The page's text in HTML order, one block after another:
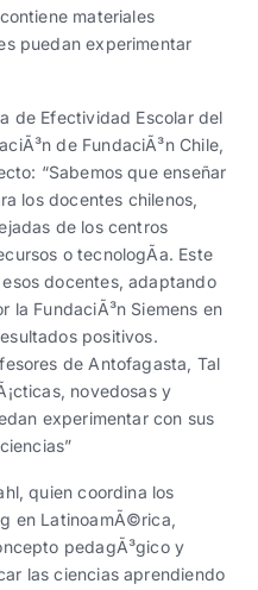
materiales
puedan experimentar
de Efectividad Escolar del
de FundaciÃ³n Chile,
“Sabemos que enseñar
los docentes chilenos,
de los centros
o tecnologÃ­a. Este
docentes, adaptando
la FundaciÃ³n Siemens en
positivos.
de Antofagasta, Tal
novedosas y
experimentar con sus
quien coordina los
en LatinoamÃ©rica,
pedagÃ³gico y
las ciencias aprendiendo